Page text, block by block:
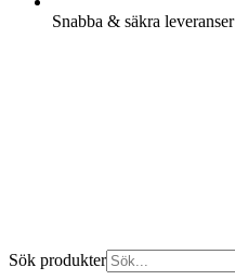
Snabba & säkra leveranser
Sök produkter